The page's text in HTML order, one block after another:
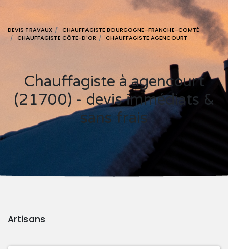
DEVIS TRAVAUX
CHAUFFAGISTE BOURGOGNE-FRANCHE-COMTÉ
CHAUFFAGISTE CÔTE-D'OR
CHAUFFAGISTE AGENCOURT
Chauffagiste à agencourt
(21700) - devis immédiats &
sans frais
Artisans